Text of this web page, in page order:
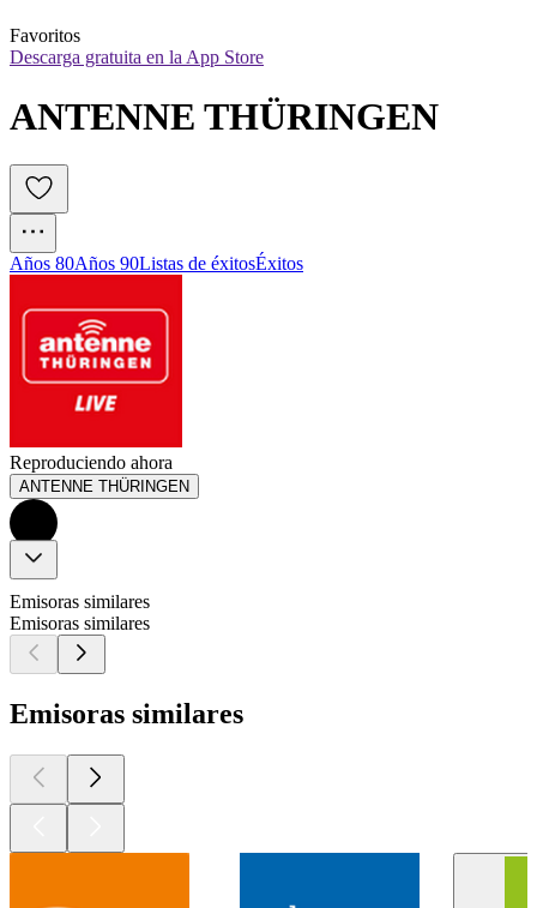
Favoritos
Descarga gratuita en la App Store
ANTENNE THÜRINGEN
Años 80Años 90Listas de éxitosÉxitos
Reproduciendo ahora
ANTENNE THÜRINGEN
Emisoras similares
Emisoras similares
Emisoras similares